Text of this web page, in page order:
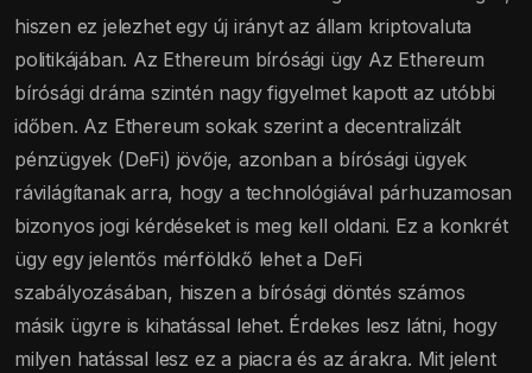
hiszen ez jelezhet egy új irányt az állam kriptovaluta
politikájában. Az Ethereum bírósági ügy Az Ethereum
bírósági dráma szintén nagy figyelmet kapott az utóbbi
időben. Az Ethereum sokak szerint a decentralizált
pénzügyek (DeFi) jövője, azonban a bírósági ügyek
rávilágítanak arra, hogy a technológiával párhuzamosan
bizonyos jogi kérdéseket is meg kell oldani. Ez a konkrét
ügy egy jelentős mérföldkő lehet a DeFi
szabályozásában, hiszen a bírósági döntés számos
másik ügyre is kihatással lehet. Érdekes lesz látni, hogy
milyen hatással lesz ez a piacra és az árakra. Mit jelent